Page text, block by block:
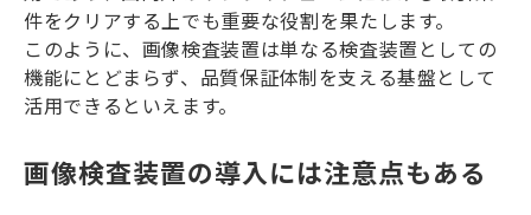
件をクリアする上でも重要な役割を果たします。
このように、画像検査装置は単なる検査装置としての
機能にとどまらず、品質保証体制を支える基盤として
活用できるといえます。
画像検査装置の導入には注意点もある